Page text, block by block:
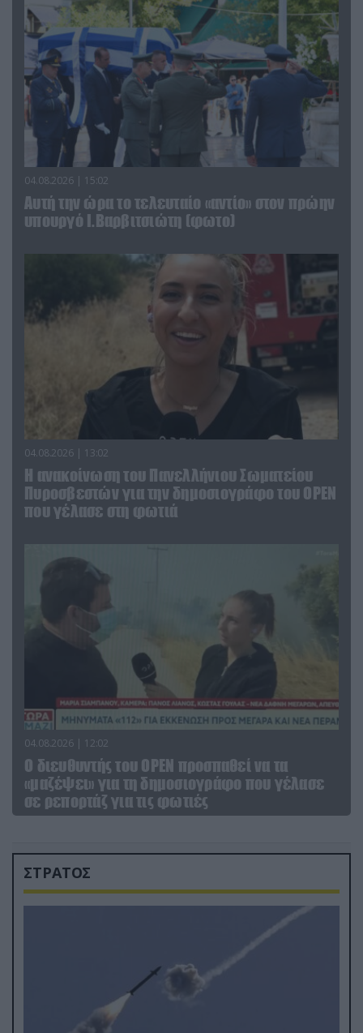
04.08.2026 | 15:02
Αυτή την ώρα το τελευταίο «αντίο» στον πρώην
υπουργό Ι.Βαρβιτσιώτη (φωτο)
04.08.2026 | 13:02
Η ανακοίνωση του Πανελλήνιου Σωματείου
Πυροσβεστών για την δημοσιογράφο του OPEN
που γέλασε στη φωτιά
04.08.2026 | 12:02
O διευθυντής του OPEN προσπαθεί να τα
«μαζέψει» για τη δημοσιογράφο που γέλασε
σε ρεπορτάζ για τις φωτιές
ΣΤΡΑΤΟΣ